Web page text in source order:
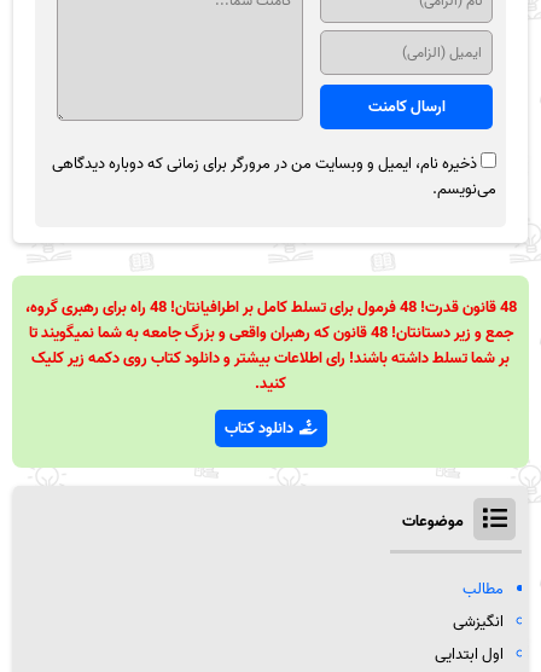
ذخیره نام، ایمیل و وبسایت من در مرورگر برای زمانی که دوباره دیدگاهی
می‌نویسم.
48 قانون قدرت! 48 فرمول برای تسلط کامل بر اطرافیانتان! 48 راه برای رهبری گروه،
جمع و زیر دستانتان! 48 قانون که رهبران واقعی و بزرگ جامعه به شما نمیگویند تا
بر شما تسلط داشته باشند! رای اطلاعات بیشتر و دانلود کتاب روی دکمه زیر کلیک
کنید.
دانلود کتاب
موضوعات
مطالب
انگیزشی
اول ابتدایی